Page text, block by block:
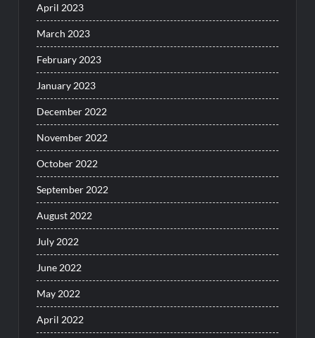
April 2023
March 2023
February 2023
January 2023
December 2022
November 2022
October 2022
September 2022
August 2022
July 2022
June 2022
May 2022
April 2022